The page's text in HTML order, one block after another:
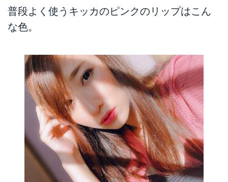
普段よく使うキッカのピンクのリップはこん
な色。